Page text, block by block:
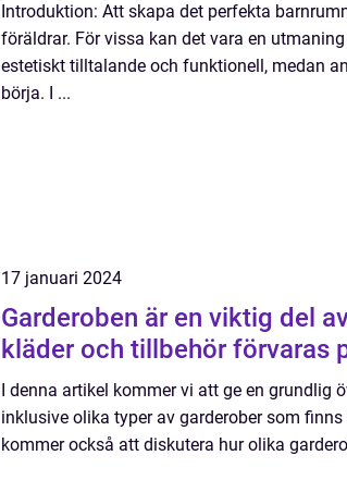
Introduktion: Att skapa det perfekta
föräldrar. För vissa kan det vara en
estetiskt tilltalande och funktionell, medan
börja. I ...
17 januari 2024
Garderoben är en viktig del
kläder och tillbehör förvaras
I denna artikel kommer vi att ge en grundlig
inklusive olika typer av garderober som
kommer också att diskutera hur olika